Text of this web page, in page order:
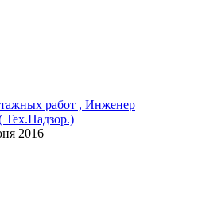
работ , Инженер
Тех.Надзор.)
2016